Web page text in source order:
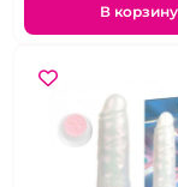
В корзину